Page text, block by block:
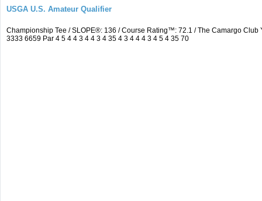
USGA U.S. Amateur Qualifier
Championship Tee / SLOPE®: 136 / Course Rating™: 72.1 / The Camargo
3333 6659 Par 4 5 4 4 3 4 4 3 4 35 4 3 4 4 4 3 4 5 4 35 70